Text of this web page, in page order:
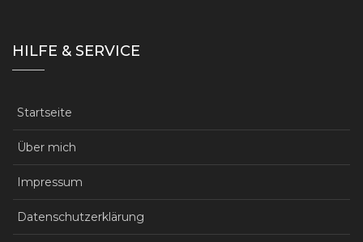
HILFE & SERVICE
Startseite
Über mich
Impressum
Datenschutzerklärung